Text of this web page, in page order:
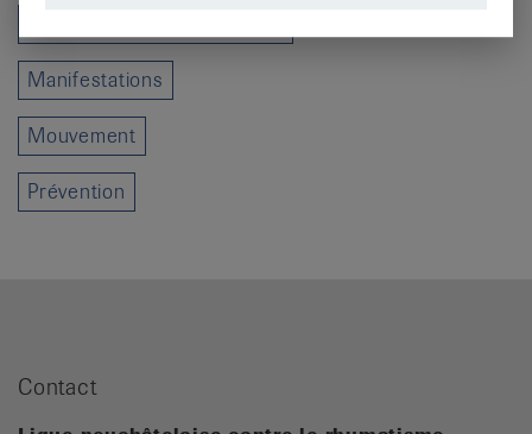
Manifestations
Mouvement
Prévention
Contact